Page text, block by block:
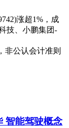
涨超1%，成
技、小鹏集团-
公认会计准则
智能驾驶概念